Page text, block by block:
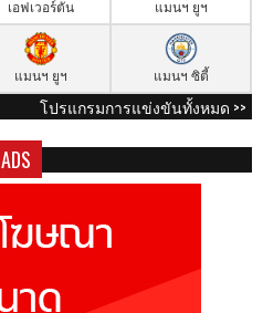
เอฟเวอร์ตัน แมนฯ ยูฯ
แมนฯ ยูฯ แมนฯ ซิตี้
โปรแกรมการแข่งขันทั้งหมด >>
ADS